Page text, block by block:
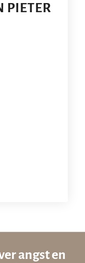
PIETER
angst en